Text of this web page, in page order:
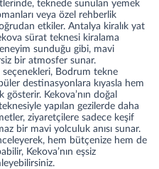
teknede sunulan yemek
veya özel rehberlik
etkiler. Antalya kiralık yat
sürat teknesi kiralama
sunduğu gibi, mavi
bir atmosfer sunar.
seçenekleri, Bodrum tekne
destinasyonlara kıyasla hem
gösterir. Kekova’nın doğal
yapılan gezilerde daha
ziyaretçilere sadece keşif
bir mavi yolculuk anısı sunar.
hem bütçenize hem de
Kekova’nın eşsiz